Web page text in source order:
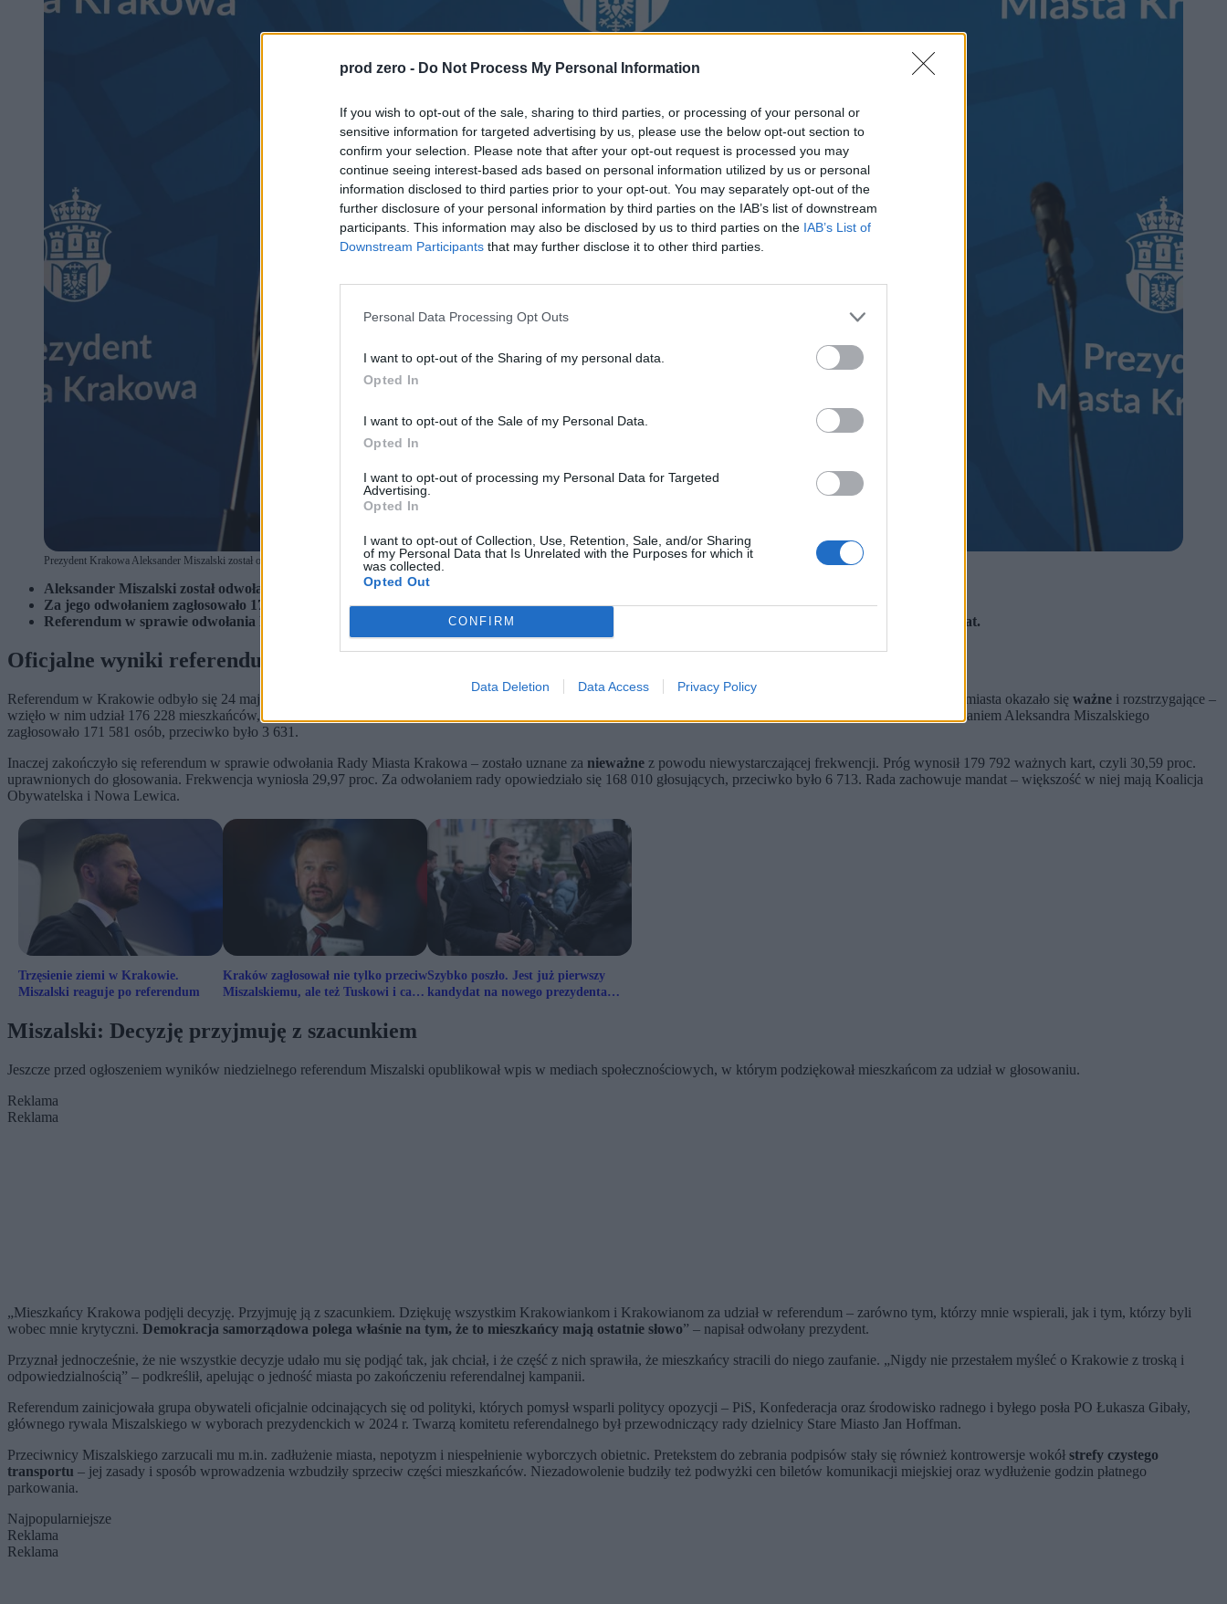
prod zero - Do Not Process My Personal Information
If you wish to opt-out of the sale, sharing to third parties, or processing of your personal or
sensitive information for targeted advertising by us, please use the below opt-out section to
confirm your selection. Please note that after your opt-out request is processed you may
continue seeing interest-based ads based on personal information utilized by us or personal
information disclosed to third parties prior to your opt-out. You may separately opt-out of the
further disclosure of your personal information by third parties on the IAB’s list of downstream
participants. This information may also be disclosed by us to third parties on the IAB’s List of
Downstream Participants that may further disclose it to other third parties.
Personal Data Processing Opt Outs
I want to opt-out of the Sharing of my personal data.
Opted In
I want to opt-out of the Sale of my Personal Data.
Opted In
I want to opt-out of processing my Personal Data for Targeted
Advertising.
Opted In
I want to opt-out of Collection, Use, Retention, Sale, and/or Sharing
of my Personal Data that Is Unrelated with the Purposes for which it
was collected.
Opted Out
CONFIRM
Data Deletion Data Access Privacy Policy
Prezydent Krakowa Aleksander Miszalski został odwołany w referendum (fot. Shutterstock)
Aleksander Miszalski został odwołany z urzędu prezydenta Krakowa.
Za jego odwołaniem zagłosowało 171 581 mieszkańców przy frekwencji 29,99 proc., przekraczającej wymagany próg.
Referendum w sprawie odwołania Rady Miasta Krakowa okazało się nieważne. Rada, w której większość mają KO i Nowa Lewica, zachowuje mandat.
Oficjalne wyniki referendum w Krakowie
Referendum w Krakowie odbyło się 24 maja. Miejska Komisja ds. Referendum w poniedziałek rano poinformowała, że głosowanie w sprawie odwołania prezydenta miasta okazało się ważne i rozstrzygające –
wzięło w nim udział 176 228 mieszkańców, przy wymaganym progu 158 555 głosów. Frekwencja wyniosła 29,99 proc. wobec progu ważności 26,98 proc. Za odwołaniem Aleksandra Miszalskiego
zagłosowało 171 581 osób, przeciwko było 3 631.
Inaczej zakończyło się referendum w sprawie odwołania Rady Miasta Krakowa – zostało uznane za nieważne z powodu niewystarczającej frekwencji. Próg wynosił 179 792 ważnych kart, czyli 30,59 proc.
uprawnionych do głosowania. Frekwencja wyniosła 29,97 proc. Za odwołaniem rady opowiedziało się 168 010 głosujących, przeciwko było 6 713. Rada zachowuje mandat – większość w niej mają Koalicja
Obywatelska i Nowa Lewica.
Trzęsienie ziemi w Krakowie.
Miszalski reaguje po referendum
Kraków zagłosował nie tylko przeciw
Miszalskiemu, ale też Tuskowi i całej
Szybko poszło. Jest już pierwszy
kandydat na nowego prezydenta
Miszalski: Decyzję przyjmuję z szacunkiem
Jeszcze przed ogłoszeniem wyników niedzielnego referendum Miszalski opublikował wpis w mediach społecznościowych, w którym podziękował mieszkańcom za udział w głosowaniu.
Reklama
Reklama
„Mieszkańcy Krakowa podjęli decyzję. Przyjmuję ją z szacunkiem. Dziękuję wszystkim Krakowiankom i Krakowianom za udział w referendum – zarówno tym, którzy mnie wspierali, jak i tym, którzy byli
wobec mnie krytyczni. Demokracja samorządowa polega właśnie na tym, że to mieszkańcy mają ostatnie słowo” – napisał odwołany prezydent.
Przyznał jednocześnie, że nie wszystkie decyzje udało mu się podjąć tak, jak chciał, i że część z nich sprawiła, że mieszkańcy stracili do niego zaufanie. „Nigdy nie przestałem myśleć o Krakowie z troską i
odpowiedzialnością” – podkreślił, apelując o jedność miasta po zakończeniu referendalnej kampanii.
Referendum zainicjowała grupa obywateli oficjalnie odcinających się od polityki, których pomysł wsparli politycy opozycji – PiS, Konfederacja oraz środowisko radnego i byłego posła PO Łukasza Gibały,
głównego rywala Miszalskiego w wyborach prezydenckich w 2024 r. Twarzą komitetu referendalnego był przewodniczący rady dzielnicy Stare Miasto Jan Hoffman.
Przeciwnicy Miszalskiego zarzucali mu m.in. zadłużenie miasta, nepotyzm i niespełnienie wyborczych obietnic. Pretekstem do zebrania podpisów stały się również kontrowersje wokół strefy czystego
transportu – jej zasady i sposób wprowadzenia wzbudziły sprzeciw części mieszkańców. Niezadowolenie budziły też podwyżki cen biletów komunikacji miejskiej oraz wydłużenie godzin płatnego
parkowania.
Najpopularniejsze
Reklama
Reklama